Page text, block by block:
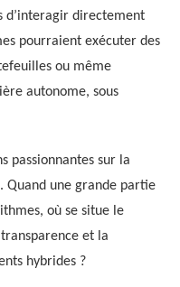
d’interagir directement
pourraient exécuter des
ou même
autonome, sous
passionnantes sur la
Quand une grande partie
où se situe le
et la
hybrides ?